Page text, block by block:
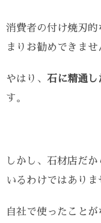
消費者の付け焼刃
まりお勧めできませ
やはり、 石に精通し
す。
しかし、石材店だ
いるわけではありま
自社で使ったこと